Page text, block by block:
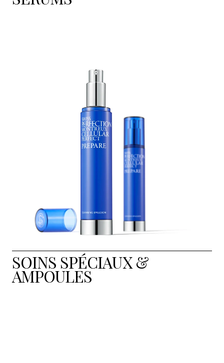
SOINS SPÉCIAUX &
AMPOULES